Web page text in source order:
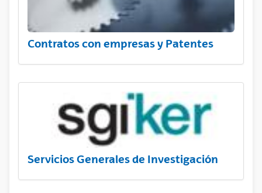
Contratos con empresas y Patentes
Servicios Generales de Investigación